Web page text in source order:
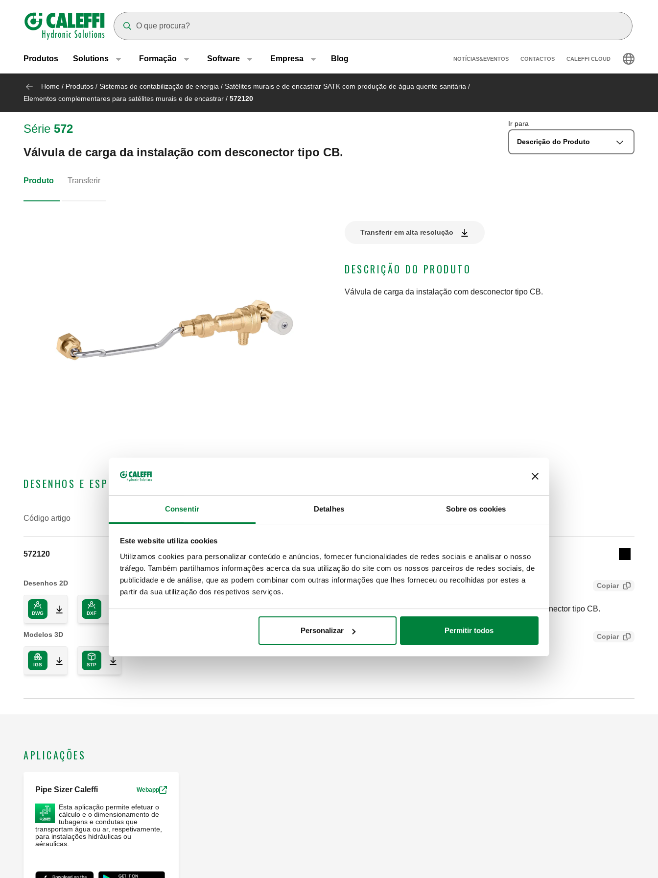
Consentir Detalhes Sobre os cookies
Este website utiliza cookies
Utilizamos cookies para personalizar conteúdo e anúncios, fornecer funcionalidades de redes sociais e analisar o nosso
tráfego. Também partilhamos informações acerca da sua utilização do site com os nossos parceiros de redes sociais, de
publicidade e de análise, que as podem combinar com outras informações que lhes forneceu ou recolhidas por estes a
partir da sua utilização dos respetivos serviços.
Personalizar Permitir todos
Header main navigation
Produtos Solutions Formação Software Empresa Blog Header secondary navigation
NOTÍCIAS&EVENTOS CONTACTOS CALEFFI CLOUD
Home / Produtos / Sistemas de contabilização de energia / Satélites murais e de encastrar SATK com produção de água quente sanitária /
Elementos complementares para satélites murais e de encastrar / 572120
Série 572
Válvula de carga da instalação com desconector tipo CB.
Ir para
Descrição do Produto
Produto Transferir
Transferir em alta resolução
DESCRIÇÃO DO PRODUTO
Válvula de carga da instalação com desconector tipo CB.
DESENHOS E ESPECIFICAÇÕES
Código artigo
572120 SATK32103, SATK32105, SATK32107 SATK32103, SATK32105, SATK32107
Collapse
Desenhos 2D
DWG DXF
Modelos 3D
IGS STP
Texto de proposta Copiar
CALEFFI, 572120. Válvula de carga da instalação com desconector tipo CB.
SCIP code
dfce3b4c-8caf-4c27-91fd-5eacb537c0cb
Copiar
APLICAÇÕES
Pipe Sizer Caleffi Webapp
Esta aplicação permite efetuar o
cálculo e o dimensionamento de
tubagens e condutas que
transportam água ou ar, respetivamente,
para instalações hidráulicas ou
aéraulicas.